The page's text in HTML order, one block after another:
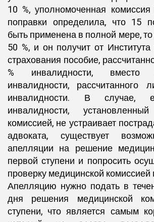
10 %, уполномоченная
поправки определила, что 15
быть применена в полной мере,
50 %, и он получит от
страхования пособие,
% инвалидности,
инвалидности,
инвалидности. В случае,
инвалидности,
комиссией, не устраивает
адвоката, существует
апелляции на решение
первой ступени и попросить
проверку медицинской
Апелляцию нужно подать в
дня решения медицинской
ступени, что является самым